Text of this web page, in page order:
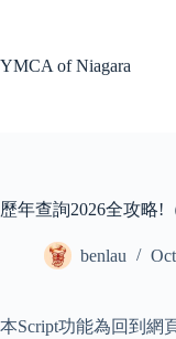
YMCA of Niagara
歷年查詢2026全攻略!
benlau
本Script功能為回到網